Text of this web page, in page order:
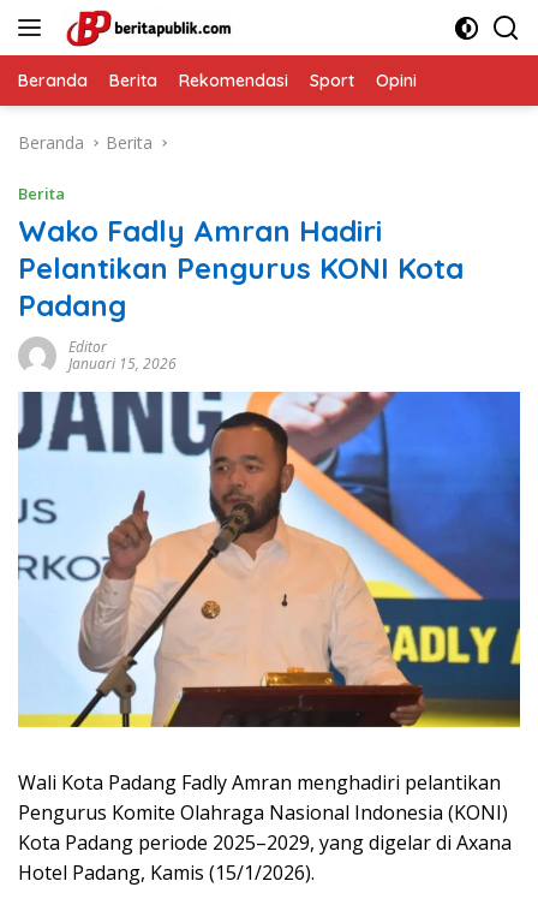
Beranda Berita Rekomendasi Sport Opini
Beranda Berita
Berita
Wako Fadly Amran Hadiri
Pelantikan Pengurus KONI Kota
Padang
Editor
Januari 15, 2026
Wali Kota Padang Fadly Amran menghadiri pelantikan
Pengurus Komite Olahraga Nasional Indonesia (KONI)
Kota Padang periode 2025–2029, yang digelar di Axana
Hotel Padang, Kamis (15/1/2026).